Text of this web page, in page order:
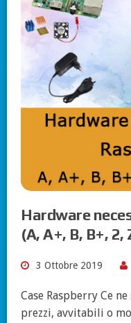
Hardware
(A, A+, B, B+,
3 Ottobre 2019
Case Raspberry Ce
prezzi, avvitabili o